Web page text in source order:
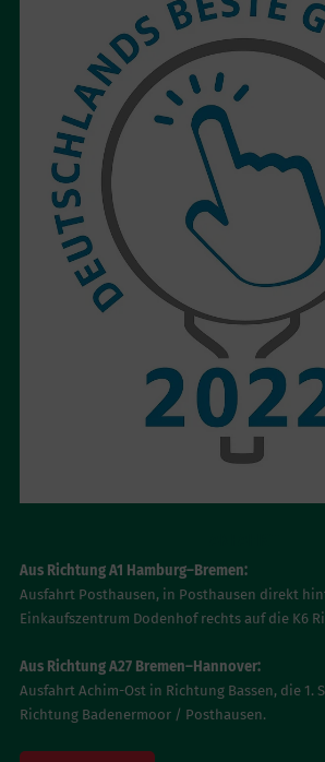
Aus Richtung A1 Hamburg–Bremen:
Ausfahrt Posthausen, in Posthausen direkt
Einkaufszentrum Dodenhof rechts auf die K6
Aus Richtung A27 Bremen–Hannover:
Ausfahrt Achim-Ost in Richtung Bassen, die 1.
Richtung Badenermoor / Posthausen.